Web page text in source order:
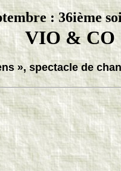
: 36ième
VIO & CO
», spectacle de